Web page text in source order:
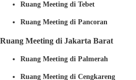
Ruang Meeting di Tebet
Ruang Meeting di Pancoran
Ruang Meeting di Jakarta Barat
Ruang Meeting di Palmerah
Ruang Meeting di Cengkareng